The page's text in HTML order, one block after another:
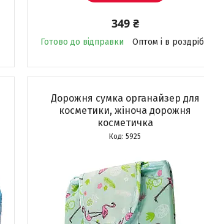
349 ₴
Готово до відправки Оптом і в роздріб
Дорожня сумка органайзер для
косметики, жіноча дорожня
косметичка
5925